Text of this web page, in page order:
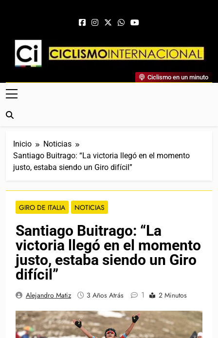
Ciclismo Internacional
Web Dedicada Al Ciclismo Mundial. Entrevistas, Análisis,
Crónicas, Previas Y Más. La Web Ciclista De Referencia.
Ciclismo en un minuto
Inicio
Noticias
Santiago Buitrago: “La victoria llegó en el momento
justo, estaba siendo un Giro difícil”
GIRO DE ITALIA NOTICIAS
Santiago Buitrago: “La
victoria llegó en el momento
justo, estaba siendo un Giro
difícil”
Alejandro Matiz 3 Años Atrás 1 2 Minutos